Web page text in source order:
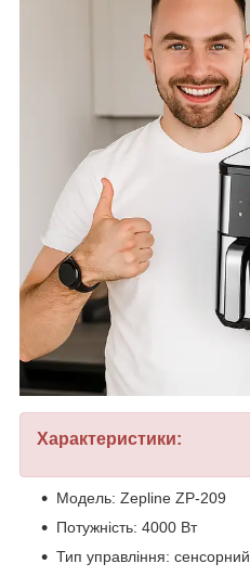
Характеристики:
Модель: Zepline ZP-209
Потужність: 4000 Вт
Тип управління: сенсорний